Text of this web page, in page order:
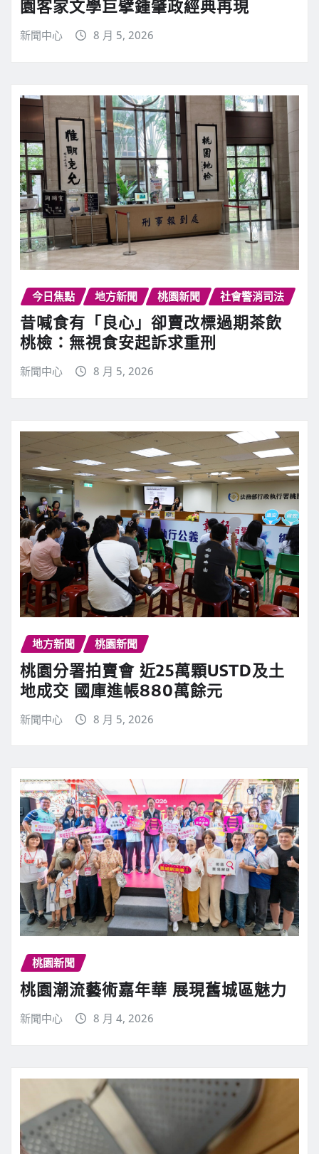
園客家文學巨擘鍾肇政經典再現
新聞中心 8 月 5, 2026
今日焦點 地方新聞 桃園新聞 社會警消司法
昔喊食有「良心」卻賣改標過期茶飲
桃檢：無視食安起訴求重刑
新聞中心 8 月 5, 2026
地方新聞 桃園新聞
桃園分署拍賣會 近25萬顆USTD及土
地成交 國庫進帳880萬餘元
新聞中心 8 月 5, 2026
桃園新聞
桃園潮流藝術嘉年華 展現舊城區魅力
新聞中心 8 月 4, 2026